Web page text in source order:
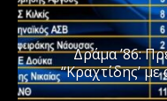
Δράμα ’86:
“Κραχτίδης’